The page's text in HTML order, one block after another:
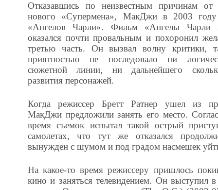
Отказавшись по неизвестным причинам от
нового «Супермена», МакДжи в 2003 году
«Ангелов Чарли». Фильм «Ангелы Чарли
оказался почти провальным и похоронил
третью часть. Он вызвал волну критики,
приятностью не последовало ни
сюжетной линии, ни дальнейшего
развития персонажей.
Когда режиссер Бретт Ратнер ушел из
МакДжи предложили занять его место.
время съемок испытал такой острый
самолетах, что тут же отказался
вынужден с шумом и под градом насмешек
На какое-то время режиссеру пришлось
кино и заняться телевидением. Он выступил в